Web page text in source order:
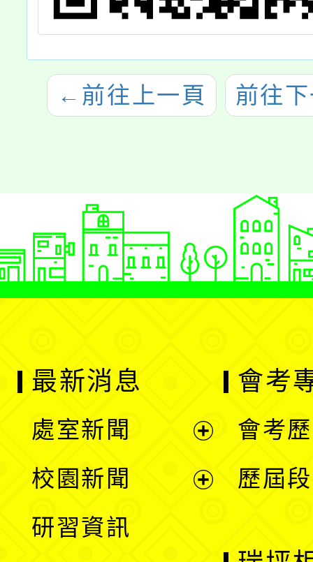
← 前往上一頁 前往
最新消息
處室新聞
校園新聞
研習資訊
會考
會考
歷屆